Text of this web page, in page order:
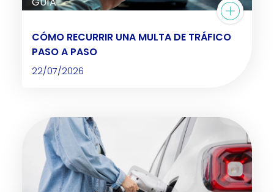
CÓMO RECURRIR UNA MULTA DE TRÁFICO
PASO A PASO
22/07/2026